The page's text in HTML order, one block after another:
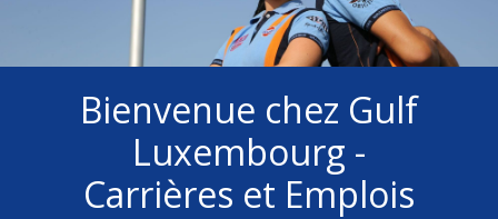
Bienvenue chez Gulf
Luxembourg -
Carrières et Emplois